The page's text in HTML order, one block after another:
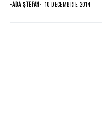
•ADA ȘTEFAN 10 DECEMBRIE 2014